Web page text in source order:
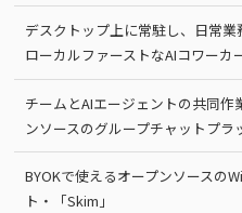
デスクトップ上に常駐し、日常
ローカルファーストなAIコワーカ
チームとAIエージェントの共同
ンソースのグループチャットプラ
BYOKで使えるオープンソースの
ト・「Skim」